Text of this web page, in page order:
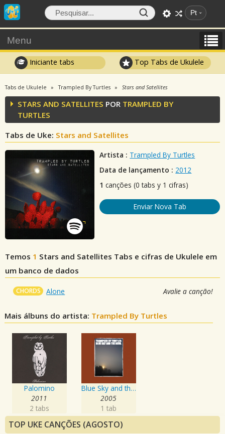
Pt
Menu
Iniciante tabs Top Tabs de Ukulele
Tabs de Ukulele Trampled By Turtles Stars and Satellites
STARS AND SATELLITES POR TRAMPLED BY
TURTLES
Tabs de Uke: Stars and Satellites
Artista : Trampled By Turtles
Data de lançamento : 2012
1 canções (0 tabs y 1 cifras)
Enviar Nova Tab
Temos 1 Stars and Satellites Tabs e cifras de Ukulele em
um banco de dados
CHORDS Alone Avalie a canção!
Mais álbuns do artista: Trampled By Turtles
Palomino
2011
2 tabs
Blue Sky and the Devil
2005
1 tab
TOP UKE CANÇÕES (AGOSTO)